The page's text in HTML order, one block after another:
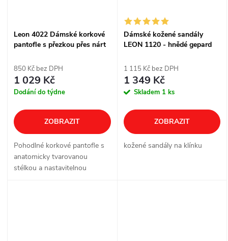
Leon 4022 Dámské korkové
pantofle s přezkou přes nárt
850 Kč bez DPH
1 029 Kč
Dodání do týdne
ZOBRAZIT
Pohodlné korkové pantofle s
anatomicky tvarovanou
stélkou a nastavitelnou
Dámské kožené sandály
LEON 1120 - hnědé gepard
1 115 Kč bez DPH
1 349 Kč
Skladem 1 ks
ZOBRAZIT
kožené sandály na klínku